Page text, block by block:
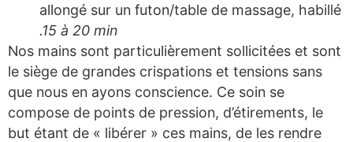
allongé sur un futon/table de massage, habillé
.15 à 20 min
Nos mains sont particulièrement sollicitées et sont
le siège de grandes crispations et tensions sans
que nous en ayons conscience. Ce soin se
compose de points de pression, d’étirements, le
but étant de « libérer » ces mains, de les rendre